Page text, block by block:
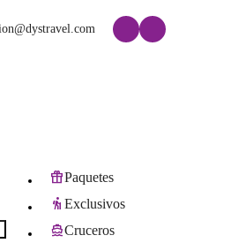
Paquetes
Exclusivos
Cruceros